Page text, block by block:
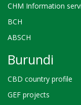
CHM Information
BCH
ABSCH
Burundi
CBD country profile
GEF projects